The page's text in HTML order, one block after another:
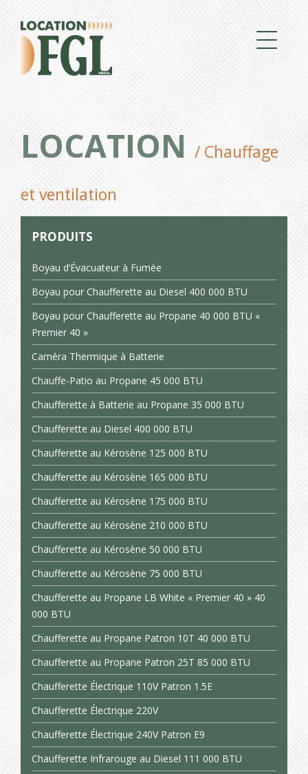
LOCATION / Chauffage
et ventilation
PRODUITS
Boyau d’Évacuateur à Fumée
Boyau pour Chaufferette au Diesel 400 000 BTU
Boyau pour Chaufferette au Propane 40 000 BTU «
Premier 40 »
Caméra Thermique à Batterie
Chauffe-Patio au Propane 45 000 BTU
Chaufferette à Batterie au Propane 35 000 BTU
Chaufferette au Diesel 400 000 BTU
Chaufferette au Kérosène 125 000 BTU
Chaufferette au Kérosène 165 000 BTU
Chaufferette au Kérosène 175 000 BTU
Chaufferette au Kérosène 210 000 BTU
Chaufferette au Kérosène 50 000 BTU
Chaufferette au Kérosène 75 000 BTU
Chaufferette au Propane LB White « Premier 40 » 40
000 BTU
Chaufferette au Propane Patron 10T 40 000 BTU
Chaufferette au Propane Patron 25T 85 000 BTU
Chaufferette Électrique 110V Patron 1.5E
Chaufferette Électrique 220V
Chaufferette Électrique 240V Patron E9
Chaufferette Infrarouge au Diesel 111 000 BTU